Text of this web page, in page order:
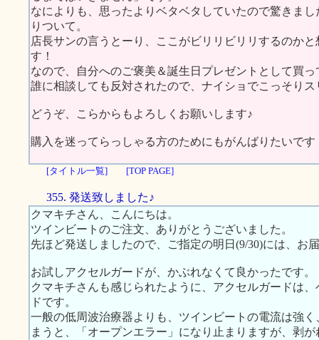
なによりも、思ったよりベタベタしていたので驚きま
りついて。
店長サンの言うとーり、ここがビリリビリリするのか
す！
なので、自分へのご褒美＆誕生日プレゼントとして買
誰に相談しても反対されたので、ナイショでこっそり
どうぞ、こらからもよろしくお願いします♪
購入を迷ってらっしゃる方のためにもがんばりたいです
[タイトル一覧] [TOP PAGE]
355. 発送致しました♪
クマキチさん、こんにちは。
ツインビートのご注文、ありがとうございました。
先ほど発送しましたので、ご指定の明日(9/30)には、お
お試しアクセルガードが、かぶれなくて良かったです。
クマキチさんも感じられたように、アクセルガードは
ドです。
一般の低周波治療器よりも、ツインビートの電流は強
まうと、「オープンエラー」になり止まりますが、剥